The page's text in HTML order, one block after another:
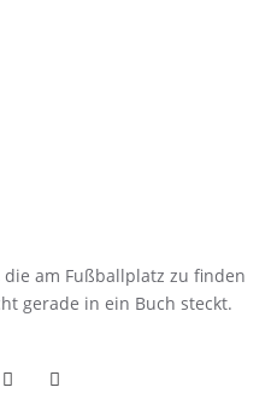
am Fußballplatz zu finden
gerade in ein Buch steckt.